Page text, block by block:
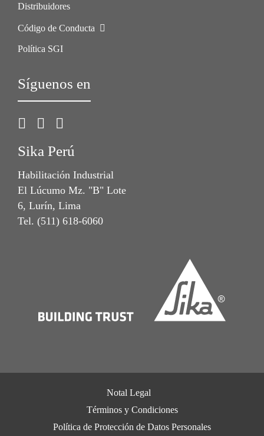
Distribuidores
Código de Conducta
Política SGI
Síguenos en
Sika Perú
Habilitación Industrial
El Lúcumo Mz. "B" Lote
6, Lurín, Lima
Tel. (511) 618-6060
Notal Legal
Términos y Condiciones
Política de Protección de Datos Personales